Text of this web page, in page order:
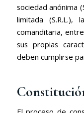
sociedad anónima
limitada (S.R.L.),
comanditaria,
sus propias
deben cumplirse